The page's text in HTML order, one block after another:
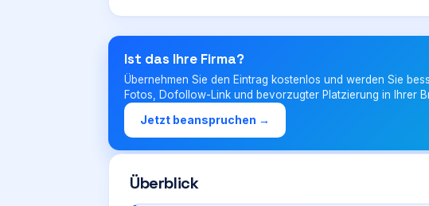
Ist das Ihre Firma?
Übernehmen Sie den Eintrag kostenlos und werden Sie
Fotos, Dofollow-Link und bevorzugter Platzierung in Ihrer
Jetzt beanspruchen →
Überblick